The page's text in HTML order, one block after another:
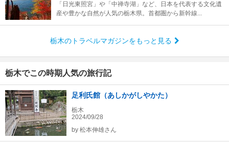
「日光東照宮」や「中禅寺湖」など、日本を代表する文化遺
産や豊かな自然が人気の栃木県。首都圏から新幹線...
栃木のトラベルマガジンをもっと見る
栃木でこの時期人気の旅行記
足利氏館（あしかがしやかた）
栃木
2024/09/28
by 松本伸雄さん